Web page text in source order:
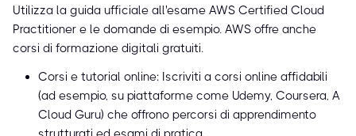
Utilizza la guida ufficiale all'esame AWS Certified Cloud
Practitioner e le domande di esempio. AWS offre anche
corsi di formazione digitali gratuiti.
Corsi e tutorial online: Iscriviti a corsi online affidabili
(ad esempio, su piattaforme come Udemy, Coursera, A
Cloud Guru) che offrono percorsi di apprendimento